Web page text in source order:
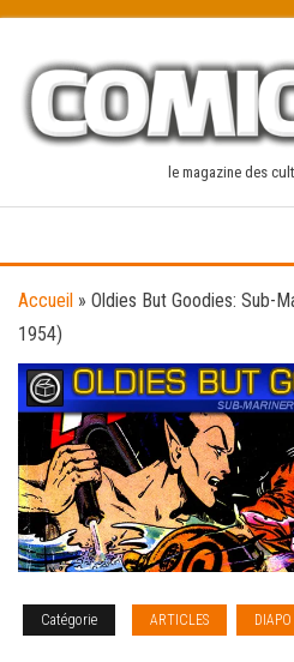
content
le magazine des
Accueil » Oldies But Goodies: Sub-
1954)
Catégorie ARTICLES DIAPO